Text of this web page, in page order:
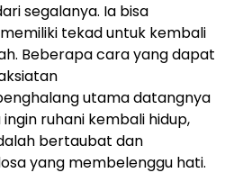
segalanya. Ia bisa
tekad untuk kembali
Beberapa cara yang dapat
utama datangnya
ruhani kembali hidup,
bertaubat dan
yang membelenggu hati.